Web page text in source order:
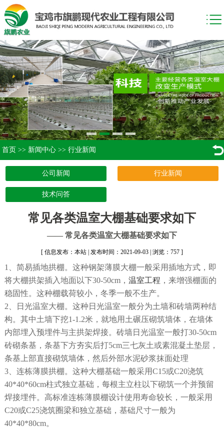
首页 >> 新闻中心 >> 行业新闻
公司新闻 行业新闻
技术问答
常见各类温室大棚基础要求如下
—— 常见各类温室大棚基础要求如下
[ 信息发布：本站 | 发布时间：2021-09-03 | 浏览：757 ]
1、简易插地拱棚。这种钢架薄膜大棚一般采用插地方式，即
将大棚拱架插入地面以下30-50cm， 温室工程 ，来增强棚面的
稳固性。这种棚载荷较小，冬季一般不生产。
2、日光温室大棚。这种日光温室一般分为土墙和砖墙两种结
构。其中土墙下挖1-1.2米，就地用土碾压砌筑墙体，在墙体
内部埋入预埋件与主拱架焊接。砖墙日光温室一般打30-50cm
砖砌条基，条基下方夯实后打5cm三七灰土或素混凝土垫层，
条基上部直接砌筑墙体，然后外部水泥砂浆抹面处理
3、连栋薄膜拱棚。这种大棚基础一般采用C15或C20浇筑
40*40*60cm柱式独立基础，每根主立柱以下砌筑一个并预留
焊接埋件。高标准连栋薄膜棚设计使用寿命较长，一般采用
C20或C25浇筑圈梁和独立基础，基础尺寸一般为
40*40*80cm。